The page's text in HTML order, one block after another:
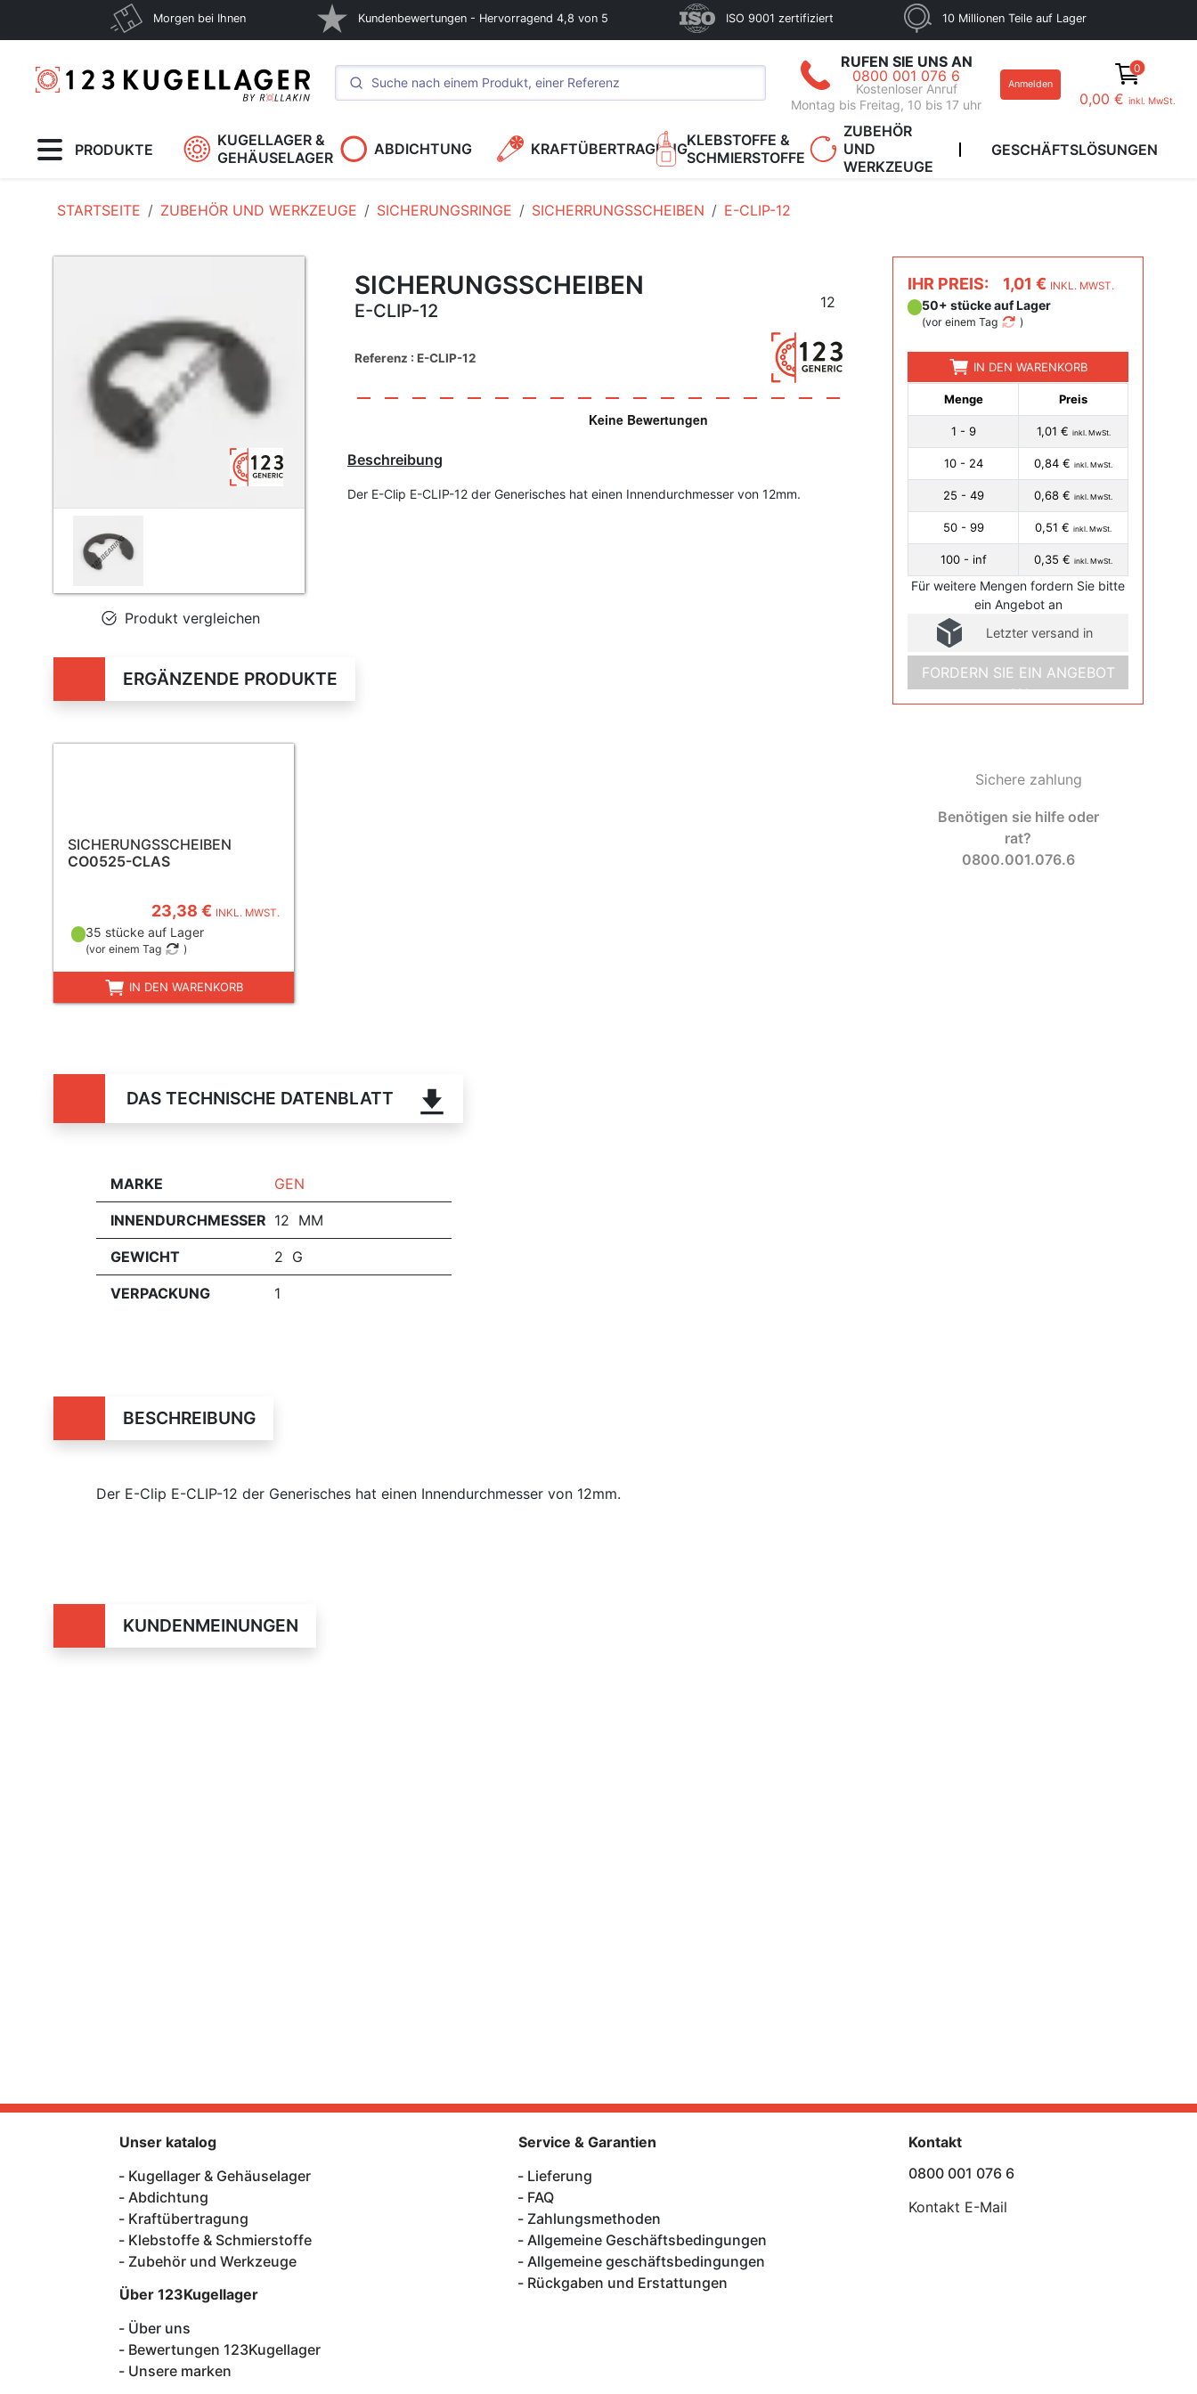
Morgen bei Ihnen Kundenbewertungen - Hervorragend 4,8 von 5 ISO 9001 zertifiziert 10 Millionen Teile auf Lager
RUFEN SIE UNS AN
0800 001 076 6
Kostenloser Anruf
Montag bis Freitag, 10 bis 17 uhr
Anmelden
0
0,00 € inkl. MwSt.
PRODUKTE
KUGELLAGER &
GEHÄUSELAGER
ABDICHTUNG KRAFTÜBERTRAGUNGKLEBSTOFFE &
SCHMIERSTOFFE
ZUBEHÖR
UND
WERKZEUGE
GESCHÄFTSLÖSUNGEN
STARTSEITE ZUBEHÖR UND WERKZEUGE SICHERUNGSRINGE SICHERRUNGSSCHEIBEN E-CLIP-12
Produkt vergleichen
SICHERUNGSSCHEIBEN
E-CLIP-12 12
Referenz : E-CLIP-12
Beschreibung
Der E-Clip E-CLIP-12 der Generisches hat einen Innendurchmesser von 12mm.
IHR PREIS: 1,01 € INKL. MWST.
50+ stücke auf Lager
(vor einem Tag )
IN DEN WARENKORB
Menge Preis
1 - 9 1,01 € inkl. MwSt.
10 - 24 0,84 € inkl. MwSt.
25 - 49 0,68 € inkl. MwSt.
50 - 99 0,51 € inkl. MwSt.
100 - inf 0,35 € inkl. MwSt.
Für weitere Mengen fordern Sie bitte
ein Angebot an
Letzter versand in
FORDERN SIE EIN ANGEBOT
AN
Sichere zahlung
Benötigen sie hilfe oder
rat?
0800.001.076.6
ERGÄNZENDE PRODUKTE
SICHERUNGSSCHEIBEN
CO0525-CLAS
23,38 € INKL. MWST.
35 stücke auf Lager
(vor einem Tag )
IN DEN WARENKORB
DAS TECHNISCHE DATENBLATT
MARKE GEN
INNENDURCHMESSER 12 MM
GEWICHT 2 G
VERPACKUNG 1
BESCHREIBUNG
Der E-Clip E-CLIP-12 der Generisches hat einen Innendurchmesser von 12mm.
KUNDENMEINUNGEN
Unser katalog
Kugellager & Gehäuselager
Abdichtung
Kraftübertragung
Klebstoffe & Schmierstoffe
Zubehör und Werkzeuge
Über 123Kugellager
Über uns
Bewertungen 123Kugellager
Unsere marken
Service & Garantien
Lieferung
FAQ
Zahlungsmethoden
Allgemeine Geschäftsbedingungen
Allgemeine geschäftsbedingungen
Rückgaben und Erstattungen
Kontakt
0800 001 076 6
Kontakt E-Mail